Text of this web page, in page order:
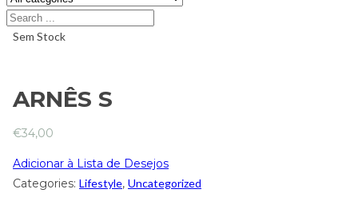
Sem Stock
ARNÊS S
€34,00
Adicionar à Lista de Desejos
Categories: Lifestyle, Uncategorized